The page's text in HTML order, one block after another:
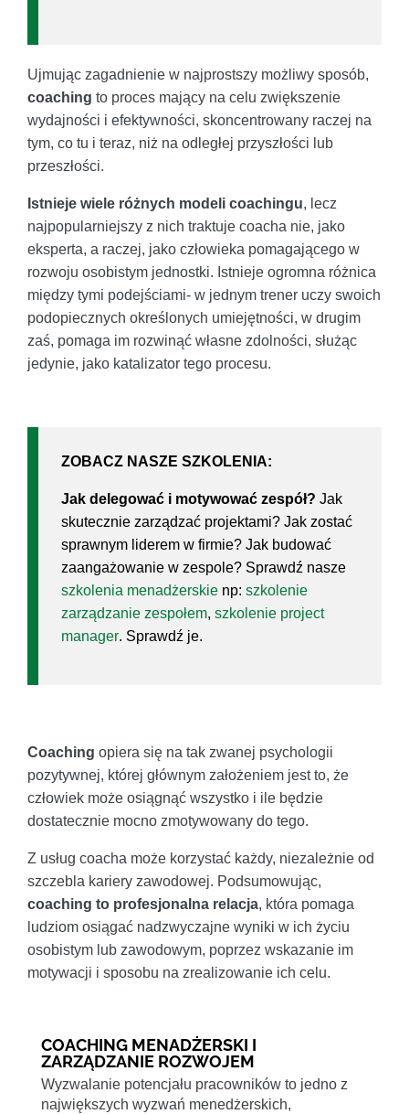
Ujmując zagadnienie w najprostszy możliwy sposób,
coaching to proces mający na celu zwiększenie
wydajności i efektywności, skoncentrowany raczej na
tym, co tu i teraz, niż na odległej przyszłości lub
przeszłości.
Istnieje wiele różnych modeli coachingu, lecz
najpopularniejszy z nich traktuje coacha nie, jako
eksperta, a raczej, jako człowieka pomagającego w
rozwoju osobistym jednostki. Istnieje ogromna różnica
między tymi podejściami- w jednym trener uczy swoich
podopiecznych określonych umiejętności, w drugim
zaś, pomaga im rozwinąć własne zdolności, służąc
jedynie, jako katalizator tego procesu.
ZOBACZ NASZE SZKOLENIA:
Jak delegować i motywować zespół? Jak
skutecznie zarządzać projektami? Jak zostać
sprawnym liderem w firmie? Jak budować
zaangażowanie w zespole? Sprawdź nasze
szkolenia menadżerskie np: szkolenie
zarządzanie zespołem, szkolenie project
manager. Sprawdź je.
Coaching opiera się na tak zwanej psychologii
pozytywnej, której głównym założeniem jest to, że
człowiek może osiągnąć wszystko i ile będzie
dostatecznie mocno zmotywowany do tego.
Z usług coacha może korzystać każdy, niezależnie od
szczebla kariery zawodowej. Podsumowując,
coaching to profesjonalna relacja, która pomaga
ludziom osiągać nadzwyczajne wyniki w ich życiu
osobistym lub zawodowym, poprzez wskazanie im
motywacji i sposobu na zrealizowanie ich celu.
COACHING MENADŻERSKI I
ZARZĄDZANIE ROZWOJEM
Wyzwalanie potencjału pracowników to jedno z
największych wyzwań menedżerskich,